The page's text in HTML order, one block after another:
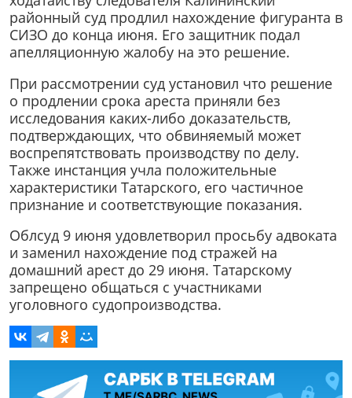
районный суд продлил нахождение фигуранта в
СИЗО до конца июня. Его защитник подал
апелляционную жалобу на это решение.
При рассмотрении суд установил что решение
о продлении срока ареста приняли без
исследования каких-либо доказательств,
подтверждающих, что обвиняемый может
воспрепятствовать производству по делу.
Также инстанция учла положительные
характеристики Татарского, его частичное
признание и соответствующие показания.
Облсуд 9 июня удовлетворил просьбу адвоката
и заменил нахождение под стражей на
домашний арест до 29 июня. Татарскому
запрещено общаться с участниками
уголовного судопроизводства.